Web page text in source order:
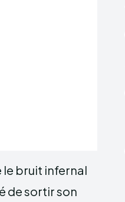
le bruit infernal
de sortir son